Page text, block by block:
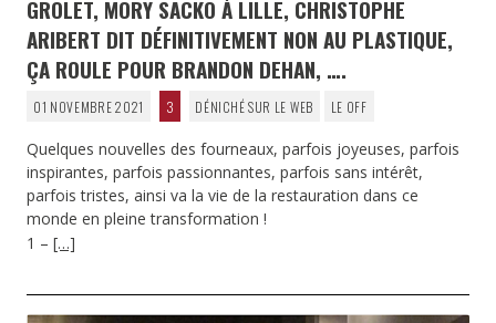
GROLET, MORY SACKO À LILLE, CHRISTOPHE
ARIBERT DIT DÉFINITIVEMENT NON AU PLASTIQUE,
ÇA ROULE POUR BRANDON DEHAN, ….
01 NOVEMBRE 2021 3 DÉNICHÉ SUR LE WEB LE OFF
Quelques nouvelles des fourneaux, parfois joyeuses, parfois
inspirantes, parfois passionnantes, parfois sans intérêt,
parfois tristes, ainsi va la vie de la restauration dans ce
monde en pleine transformation !
1 – […]